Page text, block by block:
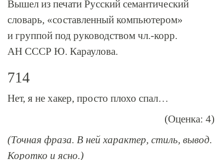
Вышел из печати Русский семантический
словарь, «составленный компьютером»
и группой под руководством чл.-корр.
АН СССР Ю. Караулова.
714
Нет, я не хакер, просто плохо спал…
(Оценка: 4)
(Точная фраза. В ней характер, стиль, вывод.
Коротко и ясно.)